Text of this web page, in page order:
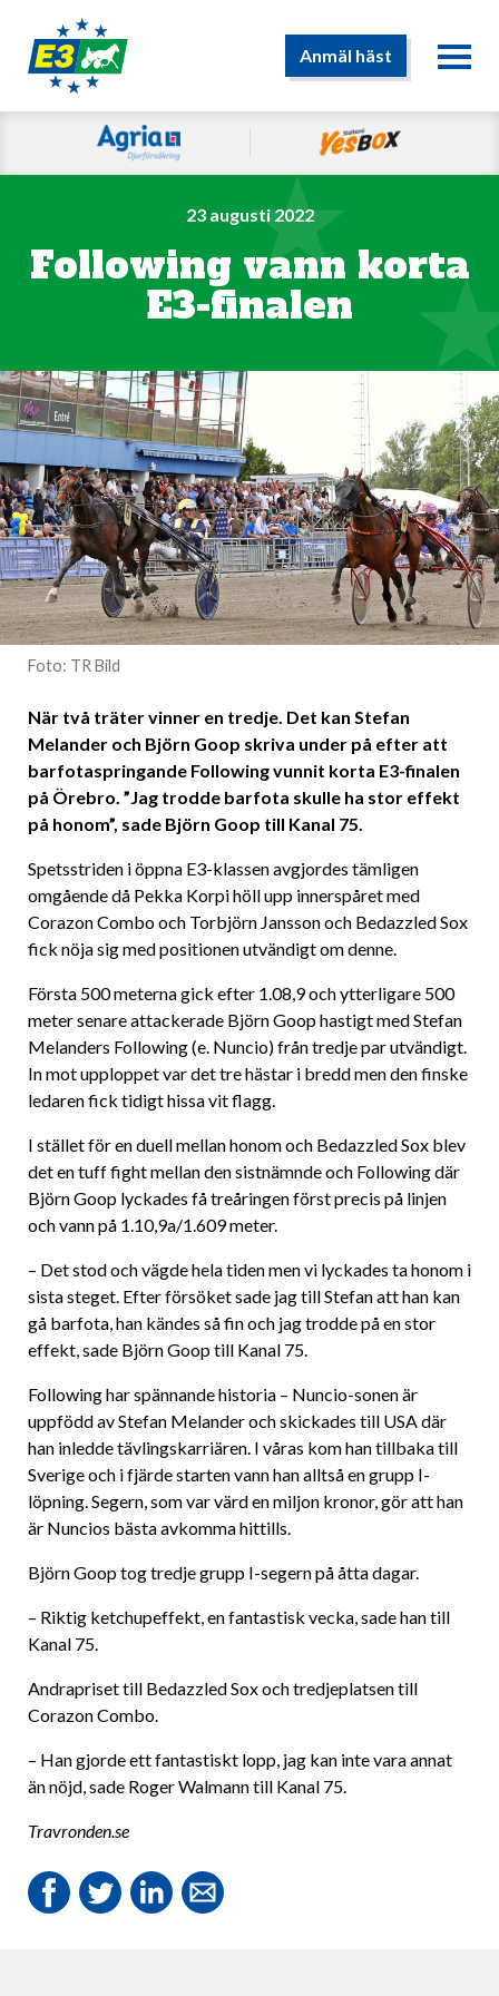
Anmäl häst
23 augusti 2022
Following vann korta
E3-finalen
Foto: TR Bild
När två träter vinner en tredje. Det kan Stefan
Melander och Björn Goop skriva under på efter att
barfotaspringande Following vunnit korta E3-finalen
på Örebro. ”Jag trodde barfota skulle ha stor effekt
på honom”, sade Björn Goop till Kanal 75.
Spetsstriden i öppna E3-klassen avgjordes tämligen
omgående då Pekka Korpi höll upp innerspåret med
Corazon Combo och Torbjörn Jansson och Bedazzled Sox
fick nöja sig med positionen utvändigt om denne.
Första 500 meterna gick efter 1.08,9 och ytterligare 500
meter senare attackerade Björn Goop hastigt med Stefan
Melanders Following (e. Nuncio) från tredje par utvändigt.
In mot upploppet var det tre hästar i bredd men den finske
ledaren fick tidigt hissa vit flagg.
I stället för en duell mellan honom och Bedazzled Sox blev
det en tuff fight mellan den sistnämnde och Following där
Björn Goop lyckades få treåringen först precis på linjen
och vann på 1.10,9a/1.609 meter.
– Det stod och vägde hela tiden men vi lyckades ta honom i
sista steget. Efter försöket sade jag till Stefan att han kan
gå barfota, han kändes så fin och jag trodde på en stor
effekt, sade Björn Goop till Kanal 75.
Following har spännande historia – Nuncio-sonen är
uppfödd av Stefan Melander och skickades till USA där
han inledde tävlingskarriären. I våras kom han tillbaka till
Sverige och i fjärde starten vann han alltså en grupp I-
löpning. Segern, som var värd en miljon kronor, gör att han
är Nuncios bästa avkomma hittills.
Björn Goop tog tredje grupp I-segern på åtta dagar.
– Riktig ketchupeffekt, en fantastisk vecka, sade han till
Kanal 75.
Andrapriset till Bedazzled Sox och tredjeplatsen till
Corazon Combo.
– Han gjorde ett fantastiskt lopp, jag kan inte vara annat
än nöjd, sade Roger Walmann till Kanal 75.
Travronden.se